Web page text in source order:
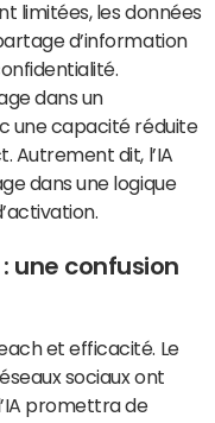
limitées, les données
d’information
dans un
une capacité réduite
Autrement dit, l’IA
dans une logique
une confusion
et efficacité. Le
sociaux ont
promettra de